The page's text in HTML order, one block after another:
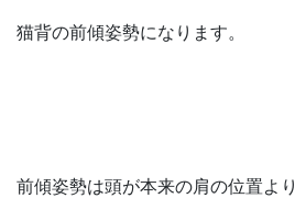
猫背の前傾姿勢になります。
前傾姿勢は頭が本来の肩の位置より